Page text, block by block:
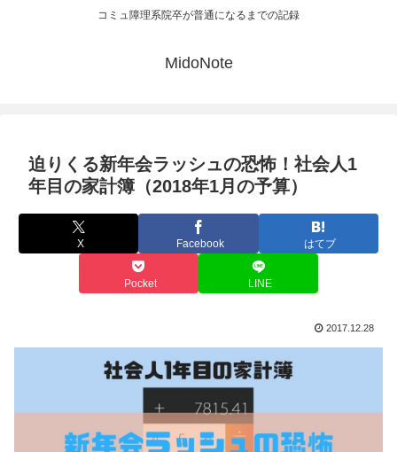
コミュ障理系院卒が普通になるまでの記録
MidoNote
迫りくる新年会ラッシュの恐怖！社会人1
年目の家計簿（2018年1月の予算）
X Facebook はてブ
Pocket LINE
2017.12.28